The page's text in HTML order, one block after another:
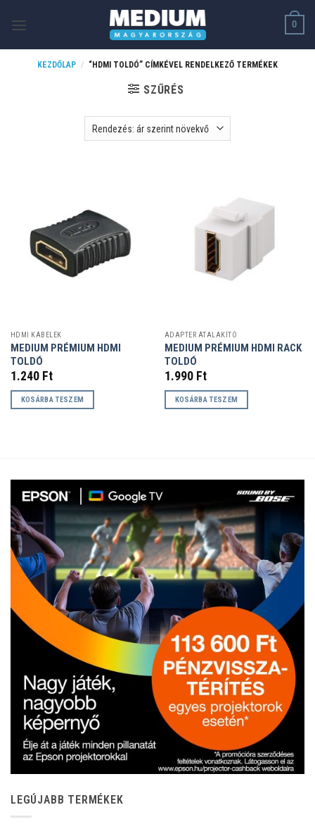
0
KEZDŐLAP / “HDMI TOLDÓ” CÍMKÉVEL RENDELKEZŐ TERMÉKEK
SZŰRÉS
HDMI KÁBELEK
MEDIUM PRÉMIUM HDMI
TOLDÓ
1.240 Ft
KOSÁRBA TESZEM
ADAPTER ÁTALAKÍTÓ
MEDIUM PRÉMIUM HDMI RACK
TOLDÓ
1.990 Ft
KOSÁRBA TESZEM
LEGÚJABB TERMÉKEK